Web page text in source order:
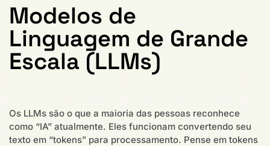
Modelos de
Linguagem de Grande
Escala (LLMs)
Os LLMs são o que a maioria das pessoas reconhece
como “IA” atualmente. Eles funcionam convertendo seu
texto em “tokens” para processamento. Pense em tokens